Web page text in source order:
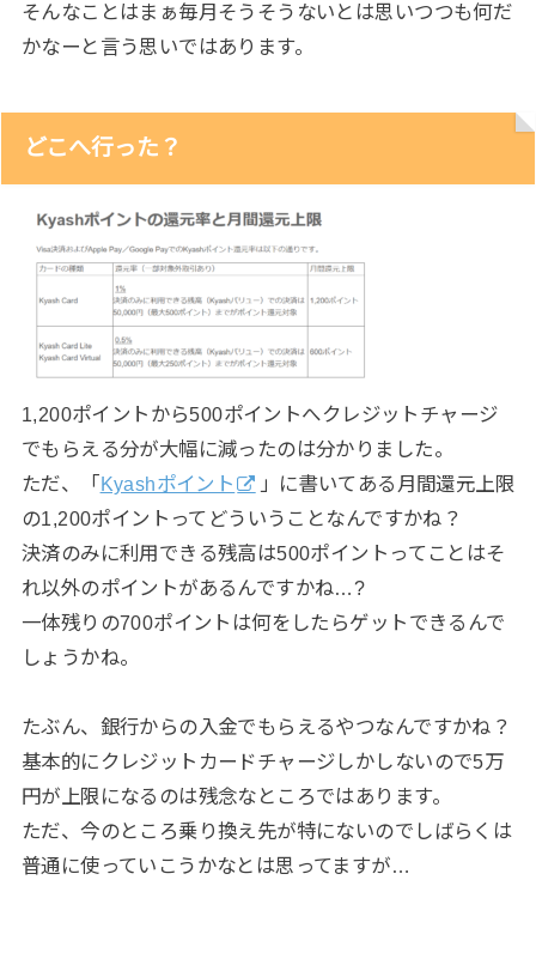
そんなことはまぁ毎月そうそうないとは思いつつも何だ
かなーと言う思いではあります。
どこへ行った？
1,200ポイントから500ポイントへクレジットチャージ
でもらえる分が大幅に減ったのは分かりました。
ただ、「Kyashポイント
」に書いてある月間還元上限
の1,200ポイントってどういうことなんですかね？
決済のみに利用できる残高は500ポイントってことはそ
れ以外のポイントがあるんですかね…?
一体残りの700ポイントは何をしたらゲットできるんで
しょうかね。
たぶん、銀行からの入金でもらえるやつなんですかね？
基本的にクレジットカードチャージしかしないので5万
円が上限になるのは残念なところではあります。
ただ、今のところ乗り換え先が特にないのでしばらくは
普通に使っていこうかなとは思ってますが…